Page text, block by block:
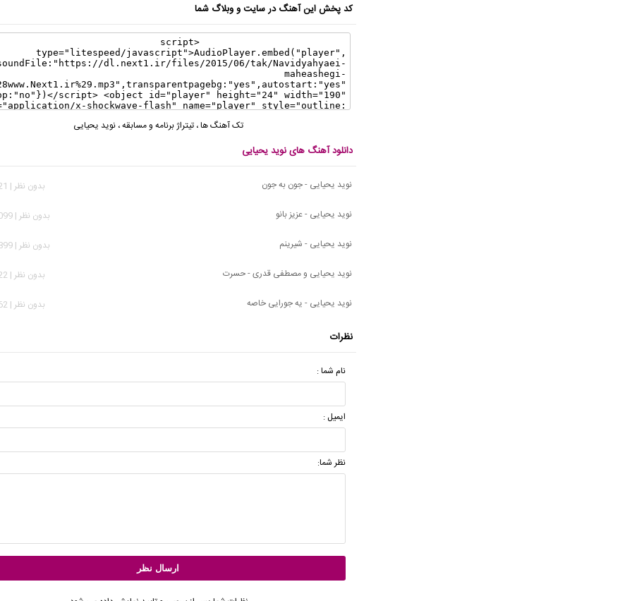
کد پخش این آهنگ در سایت و وبلاگ شما
تک آهنگ ها،تیتراژ برنامه و مسابقه،نوید یحیایی
دانلود آهنگ های نوید یحیایی
نوید یحیایی - جون به جون
بدون نظر | 3,021 بازدید
نوید یحیایی - عزیز بانو
بدون نظر | 10,099 بازدید
نوید یحیایی - شیرینم
بدون نظر | 10,899 بازدید
نوید یحیایی و مصطفی قدری - حسرت
بدون نظر | 2,322 بازدید
نوید یحیایی - یه جورایی خاصه
بدون نظر | 3,562 بازدید
نظرات
نام شما :
ایمیل :
نظر شما: